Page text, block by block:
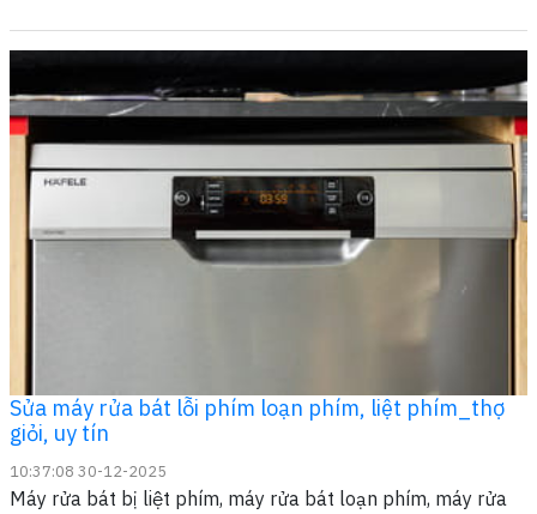
Sửa máy rửa bát lỗi phím loạn phím, liệt phím_thợ
giỏi, uy tín
10:37:08 30-12-2025
Máy rửa bát bị liệt phím, máy rửa bát loạn phím, máy rửa